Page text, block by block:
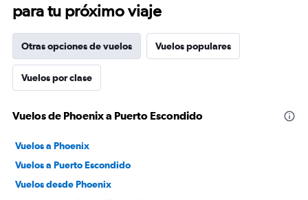
para tu próximo viaje
Otras opciones de vuelos Vuelos populares
Vuelos por clase
Vuelos de Phoenix a Puerto Escondido
Vuelos a Phoenix
Vuelos a Puerto Escondido
Vuelos desde Phoenix